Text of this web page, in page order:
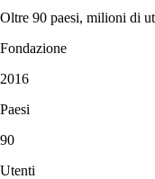
Oltre 90 paesi, milioni di
Fondazione
2016
Paesi
90
Utenti